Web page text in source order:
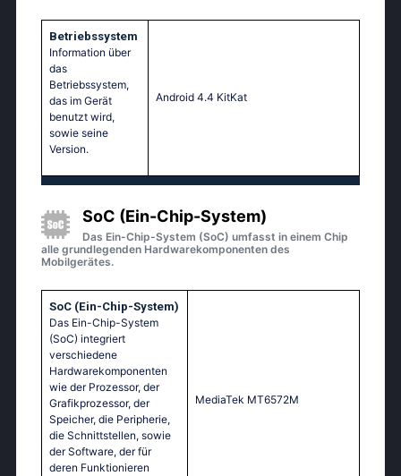
Betriebssystem
Information über
das
Betriebssystem,
das im Gerät
benutzt wird,
sowie seine
Version.
Аndrоid 4.4 ΚitΚаt
SoC (Ein-Chip-System)
Das Ein-Chip-System (SoC) umfasst in einem Chip
alle grundlegenden Hardwarekomponenten des
Mobilgerätes.
SoC (Ein-Chip-System)
Das Ein-Chip-System
(SoC) integriert
verschiedene
Hardwarekomponenten
wie der Prozessor, der
Grafikprozessor, der
Speicher, die Peripherie,
die Schnittstellen, sowie
der Software, der für
deren Funktionieren
МеdiаТеk МТ6572М